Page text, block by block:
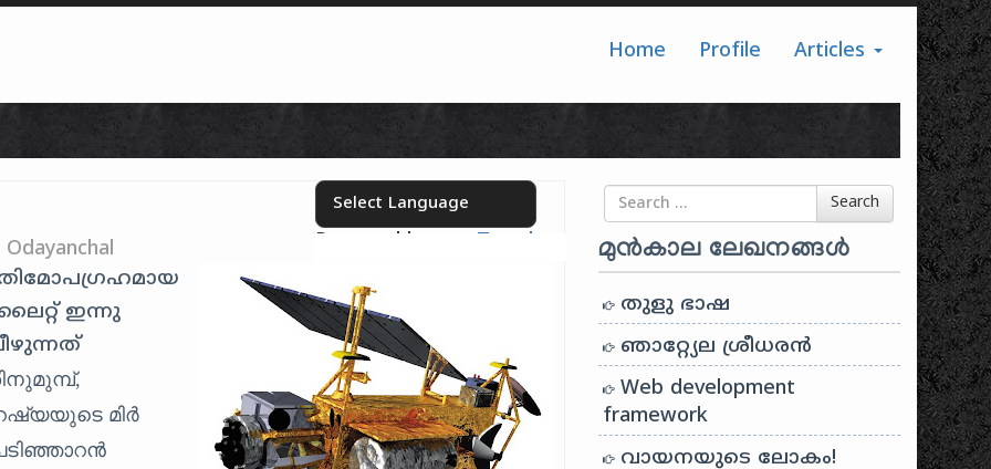
Home Profile Articles
Skip to content
Powered by Translate
Odayanchal
ഇന്നു
മിര്‍
Search for Search
മുൻകാല ലേഖനങ്ങൾ
തുളു ഭാഷ
ഞാറ്റ്യേല ശ്രീധരൻ
Web development
framework
വായനയുടെ ലോകം!